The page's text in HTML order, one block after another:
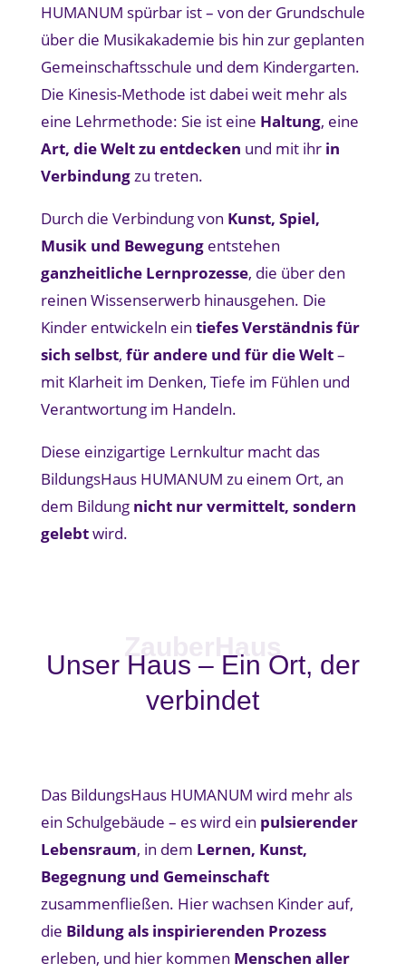
HUMANUM spürbar ist – von der Grundschule
über die Musikakademie bis hin zur geplanten
Gemeinschaftsschule und dem Kindergarten.
Die Kinesis-Methode ist dabei weit mehr als
eine Lehrmethode: Sie ist eine Haltung, eine
Art, die Welt zu entdecken und mit ihr in
Verbindungzu treten.
Durch die Verbindung von Kunst, Spiel,
Musik und Bewegungentstehen
ganzheitliche Lernprozesse, die über den
reinen Wissenserwerb hinausgehen. Die
Kinder entwickeln ein tiefes Verständnis für
sich selbst, für andere und für die Welt–
mit Klarheit im Denken, Tiefe im Fühlen und
Verantwortung im Handeln.
Diese einzigartige Lernkultur macht das
BildungsHaus HUMANUM zu einem Ort, an
dem Bildung nicht nur vermittelt, sondern
gelebtwird.
ZauberHaus
Unser Haus – Ein Ort, der
verbindet
Das BildungsHaus HUMANUM wird mehr als
ein Schulgebäude – es wird ein pulsierender
Lebensraum, in dem Lernen, Kunst,
Begegnung und Gemeinschaft
zusammenfließen. Hier wachsen Kinder auf,
die Bildung als inspirierenden Prozess
erleben, und hier kommen Menschen aller